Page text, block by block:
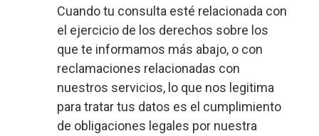
Cuando tu consulta esté relacionada con
el ejercicio de los derechos sobre los
que te informamos más abajo, o con
reclamaciones relacionadas con
nuestros servicios, lo que nos legitima
para tratar tus datos es el cumplimiento
de obligaciones legales por nuestra